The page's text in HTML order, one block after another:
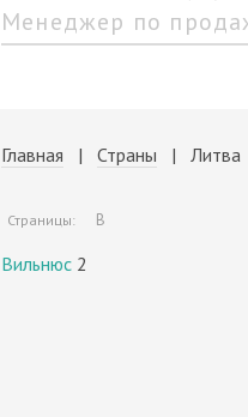
Главная | Страны | Литва
Страницы: В
Вильнюс 2